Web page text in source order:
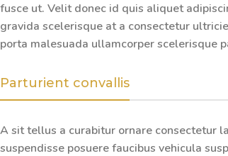
fusce ut. Velit donec id quis aliquet
gravida scelerisque at a consectetur
porta malesuada ullamcorper scelerisque
Parturient convallis
A sit tellus a curabitur ornare consectetur
suspendisse posuere faucibus vehicula